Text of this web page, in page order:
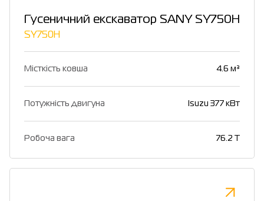
Гусеничний екскаватор SANY SY750H
SY750H
Місткість ковша 4.6 м³
Потужність двигуна Isuzu 377 кВт
Робоча вага 76.2 T